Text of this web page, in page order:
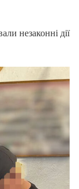
незаконні дії